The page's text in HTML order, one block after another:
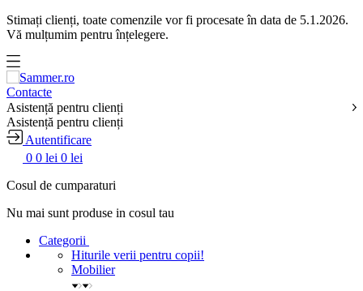
Stimați clienți, toate comenzile vor fi procesate în data de 5.1.2026.
Vă mulțumim pentru înțelegere.
Contacte
Asistență pentru clienți
Asistență pentru clienți
Autentificare
0 0 lei 0 lei
Cosul de cumparaturi
Nu mai sunt produse in cosul tau
Categorii
Hiturile verii pentru copii!
Mobilier